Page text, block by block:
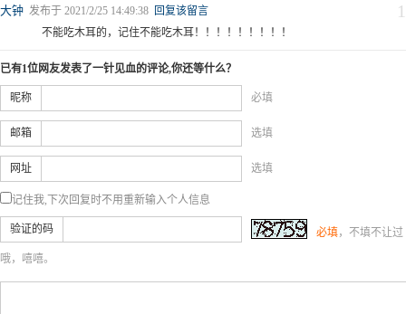
1
大钟 发布于 2021/2/25 14:49:38 回复该留言
不能吃木耳的，记住不能吃木耳！！！！！！！！！
已有1位网友发表了一针见血的评论,你还等什么？
昵称 必填
邮箱 选填
网址 选填
记住我,下次回复时不用重新输入个人信息
验证的码 必填，不填不让过
哦，嘻嘻。